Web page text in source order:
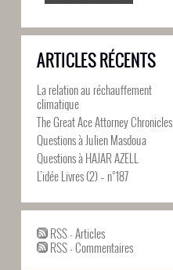
ARTICLES RÉCENTS
La relation au réchauffement
climatique
The Great Ace Attorney Chronicles
Questions à Julien Masdoua
Questions à HAJAR AZELL
L’idée Livres (2) – n°187
RSS - Articles
RSS - Commentaires